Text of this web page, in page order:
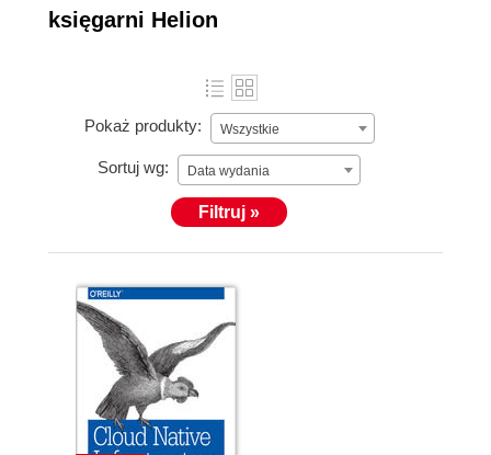
księgarni Helion
Pokaż produkty: Wszystkie
Sortuj wg: Data wydania
Filtruj »